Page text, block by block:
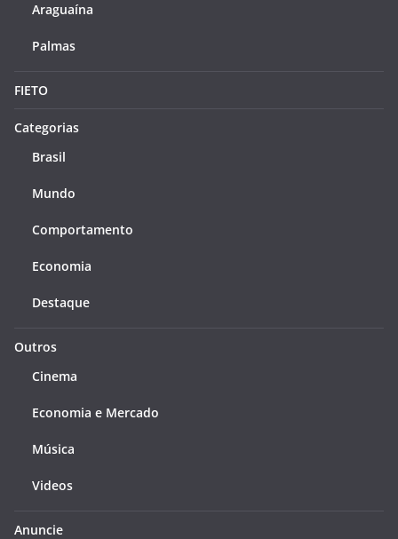
Araguaína
Palmas
FIETO
Categorias
Brasil
Mundo
Comportamento
Economia
Destaque
Outros
Cinema
Economia e Mercado
Música
Videos
Anuncie